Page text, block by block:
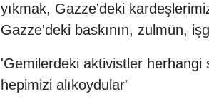
yıkmak, Gazze'deki
Gazze'deki baskının, zulmün,
'Gemilerdeki aktivistler herhangi
hepimizi alıkoydular'